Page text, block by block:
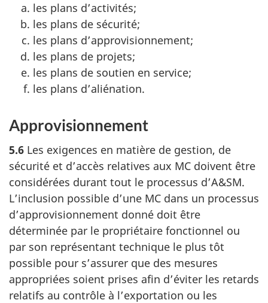
les plans d’activités;
les plans de sécurité;
les plans d’approvisionnement;
les plans de projets;
les plans de soutien en service;
les plans d’aliénation.
Approvisionnement
5.6 Les exigences en matière de gestion, de
sécurité et d’accès relatives aux MC doivent être
considérées durant tout le processus d’A&SM.
L’inclusion possible d’une MC dans un processus
d’approvisionnement donné doit être
déterminée par le propriétaire fonctionnel ou
par son représentant technique le plus tôt
possible pour s’assurer que des mesures
appropriées soient prises afin d’éviter les retards
relatifs au contrôle à l’exportation ou les